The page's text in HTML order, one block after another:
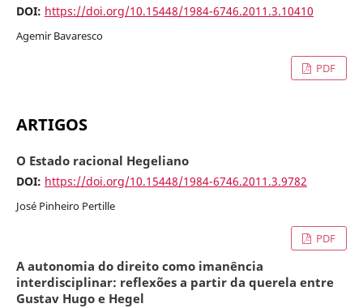
DOI: https://doi.org/10.15448/1984-6746.2011.3.10410
Agemir Bavaresco
PDF
ARTIGOS
O Estado racional Hegeliano
DOI: https://doi.org/10.15448/1984-6746.2011.3.9782
José Pinheiro Pertille
PDF
A autonomia do direito como imanência
interdisciplinar: reflexões a partir da querela entre
Gustav Hugo e Hegel